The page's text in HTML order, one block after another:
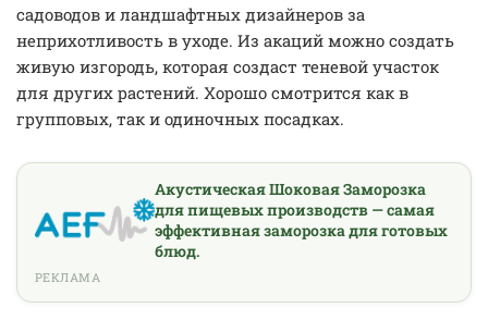
садоводов и ландшафтных дизайнеров за
неприхотливость в уходе. Из акаций можно создать
живую изгородь, которая создаст теневой участок
для других растений. Хорошо смотрится как в
групповых, так и одиночных посадках.
Акустическая Шоковая Заморозка
для пищевых производств — самая
эффективная заморозка для готовых
блюд.
РЕКЛАМА